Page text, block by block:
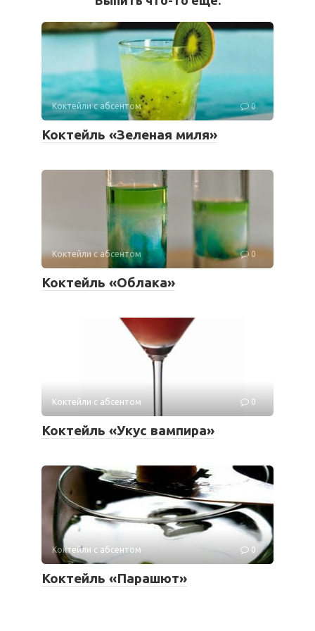
Коктейли с абсентом 0
Коктейль «Зеленая миля»
Коктейли с абсентом 0
Коктейль «Облака»
Коктейли с абсентом 0
Коктейль «Укус вампира»
Коктейли с абсентом 0
Коктейль «Парашют»